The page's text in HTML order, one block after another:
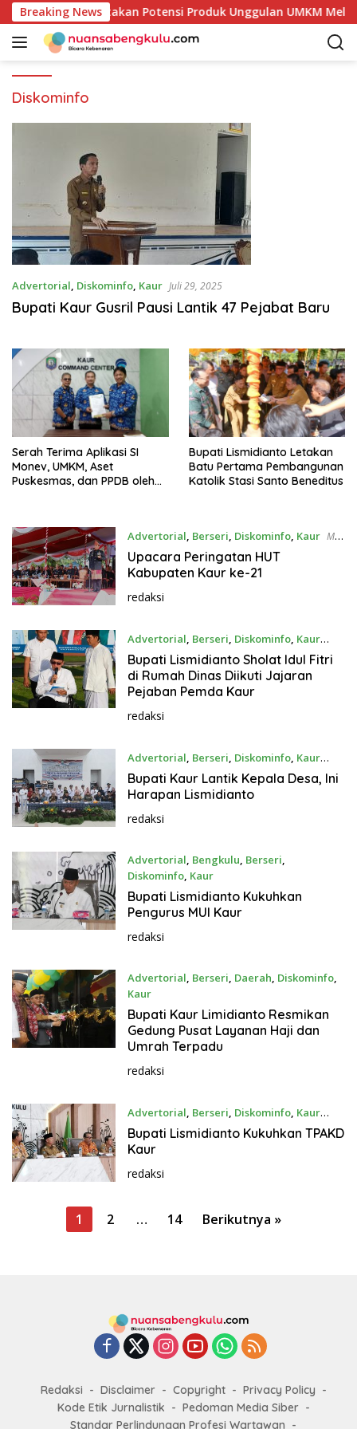
a
Breaking News
Kaur Mulai Petakan Potensi Produk Unggulan UMKM
Diskominfo
Advertorial, Diskominfo, Kaur Juli 29, 2025
Bupati Kaur Gusril Pausi Lantik 47 Pejabat Baru
Serah Terima Aplikasi SI
Monev, UMKM, Aset
Puskesmas, dan PPDB oleh
Bupati Lismidianto Letakan
Batu Pertama Pembangunan
Katolik Stasi Santo Beneditus
Advertorial, Berseri, Diskominfo, Kaur Mei
23, 2024
Upacara Peringatan HUT
Kabupaten Kaur ke-21
redaksi
Advertorial, Berseri, Diskominfo, Kaur
April 10, 2024
Bupati Lismidianto Sholat Idul Fitri
di Rumah Dinas Diikuti Jajaran
Pejaban Pemda Kaur
redaksi
Advertorial, Berseri, Diskominfo, Kaur
November 30, 2023
Bupati Kaur Lantik Kepala Desa, Ini
Harapan Lismidianto
redaksi
Advertorial, Bengkulu, Berseri,
Diskominfo, Kaur
November 20, 2023
Bupati Lismidianto Kukuhkan
Pengurus MUI Kaur
redaksi
Advertorial, Berseri, Daerah, Diskominfo,
Kaur
November 20, 2023
Bupati Kaur Limidianto Resmikan
Gedung Pusat Layanan Haji dan
Umrah Terpadu
redaksi
Advertorial, Berseri, Diskominfo, Kaur
November 13, 2023
Bupati Lismidianto Kukuhkan TPAKD
Kaur
redaksi
1 2 … 14 Berikutnya »
Redaksi Disclaimer Copyright
Privacy Policy
Kode Etik Jurnalistik
Pedoman Media Siber
Standar Perlindungan Profesi Wartawan